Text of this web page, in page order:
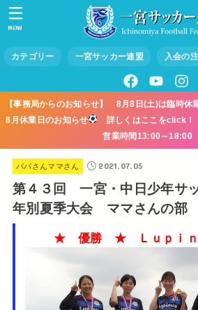
カテゴリー 一宮サッカー連盟 入会の
MENU
【事務局からのお知らせ】 8月8日(土)は臨時休
8月休業日のお知らせ
詳しくはここを
営業時間13:00～
パパさんママさん 2021.07.05
第４３回 一宮・中日少年サ
年別夏季大会 ママさんの部
★ 優勝 ★ Ｌｕｐｉ